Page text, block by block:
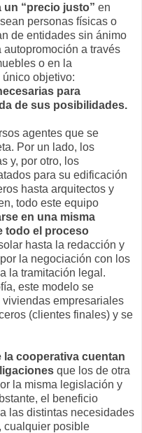
“precio justo” en
personas físicas o
de entidades sin ánimo
autopromoción a través
o en la
objetivo:
para
de sus posibilidades.
agentes que se
Por un lado, los
y, por otro, los
para su edificación
hasta arquitectos y
todo este equipo
en una misma
todo el proceso
hasta la redacción y
la negociación con los
la tramitación legal.
este modelo se
empresariales
(clientes finales) y se
la cooperativa cuentan
que los de otra
la misma legislación y
el beneficio
las distintas necesidades
cualquier posible